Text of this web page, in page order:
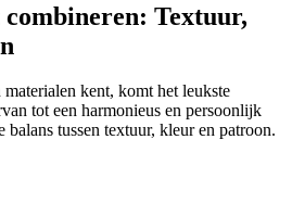
combineren: Textuur,
kent, komt het leukste
tot een harmonieus en persoonlijk
balans tussen textuur, kleur en patroon.